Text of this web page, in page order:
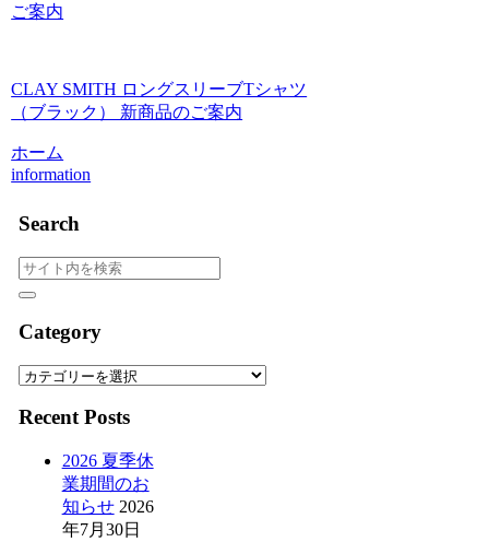
ご案内
CLAY SMITH ロングスリーブTシャツ
（ブラック） 新商品のご案内
ホーム
information
Search
Category
Category
Recent Posts
2026 夏季休
業期間のお
知らせ 2026
年7月30日